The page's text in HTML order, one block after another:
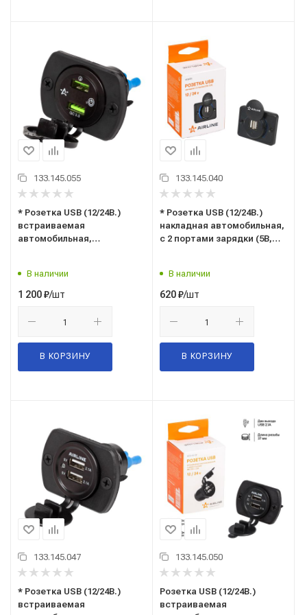
133.145.055
* Розетка USB (12/24В.)
встраиваемая
автомобильная,
быстрой зарядки (5В,
QC3.0+QC3.0) ("AIRLINE")
В наличии
1 200₽/шт
В КОРЗИНУ
133.145.040
* Розетка USB (12/24В.)
накладная автомобильная,
с 2 портами зарядки (5В,
В наличии
620₽/шт
В КОРЗИНУ
133.145.047
* Розетка USB (12/24В.)
встраиваемая
133.145.050
Розетка USB (12/24В.)
встраиваемая